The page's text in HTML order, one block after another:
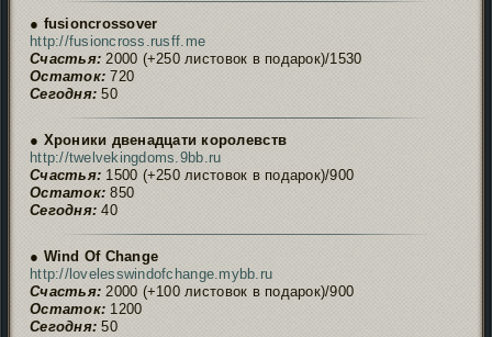
● fusioncrossover
http://fusioncross.rusff.me
Счастья: 2000 (+250 листовок в подарок)/1530
Остаток: 720
Сегодня: 50
● Хроники двенадцати королевств
http://twelvekingdoms.9bb.ru
Счастья: 1500 (+250 листовок в подарок)/900
Остаток: 850
Сегодня: 40
● Wind Of Change
http://lovelesswindofchange.mybb.ru
Счастья: 2000 (+100 листовок в подарок)/900
Остаток: 1200
Сегодня: 50